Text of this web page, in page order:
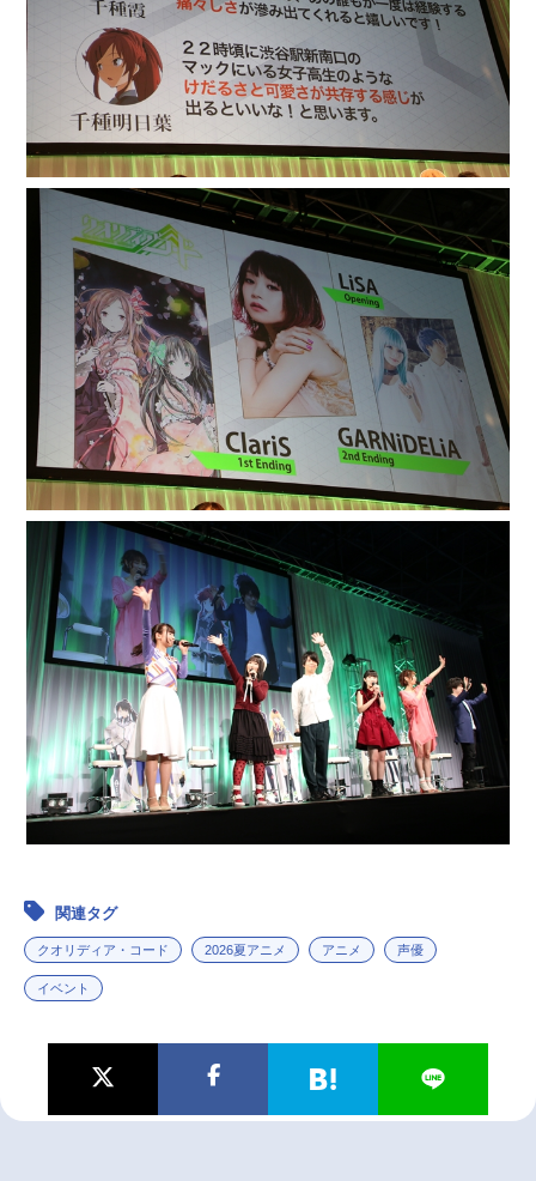
関連タグ
クオリディア・コード 2026夏アニメ アニメ 声優
イベント